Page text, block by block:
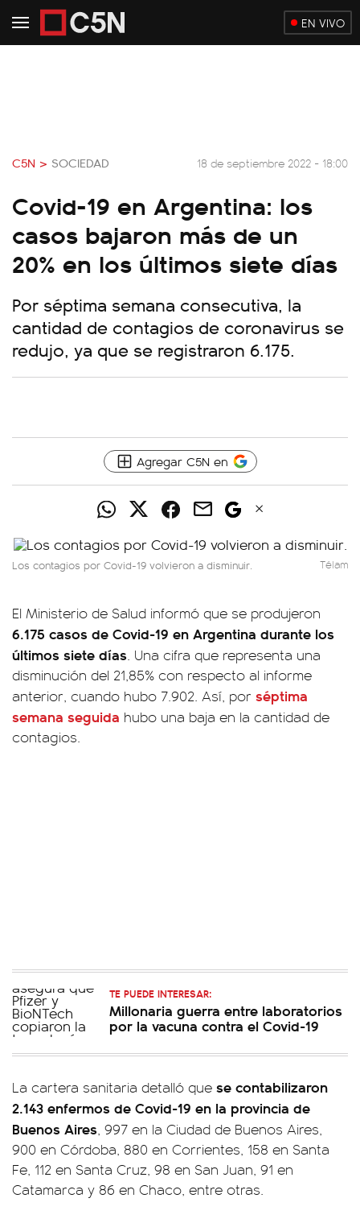
EN VIVO
C5N > SOCIEDAD 18 de septiembre 2022 - 18:00
Covid-19 en Argentina: los
casos bajaron más de un
20% en los últimos siete días
Por séptima semana consecutiva, la
cantidad de contagios de coronavirus se
redujo, ya que se registraron 6.175.
Agregar C5N en
Los contagios por Covid-19 volvieron a disminuir. Télam
El Ministerio de Salud informó que se produjeron
6.175 casos de Covid-19 en Argentina durante los
últimos siete días. Una cifra que representa una
disminución del 21,85% con respecto al informe
anterior, cuando hubo 7.902. Así, por séptima
semana seguida hubo una baja en la cantidad de
contagios.
TE PUEDE INTERESAR:
Millonaria guerra entre laboratorios
por la vacuna contra el Covid-19
La cartera sanitaria detalló que se contabilizaron
2.143 enfermos de Covid-19 en la provincia de
Buenos Aires, 997 en la Ciudad de Buenos Aires,
900 en Córdoba, 880 en Corrientes, 158 en Santa
Fe, 112 en Santa Cruz, 98 en San Juan, 91 en
Catamarca y 86 en Chaco, entre otras.